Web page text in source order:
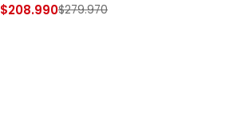
$208.990$279.970